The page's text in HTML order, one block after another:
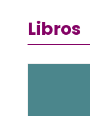
Libros